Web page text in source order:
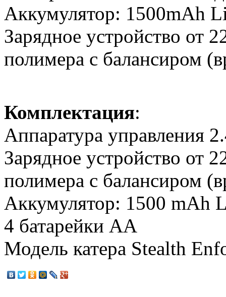
Аккумулятор: 1500mAh
Зарядное устройство от
полимера с балансиром
Комплектация:
Аппаратура управления
Зарядное устройство от
полимера с балансиром
Аккумулятор: 1500 mAh
4 батарейки АА
Модель катера Stealth